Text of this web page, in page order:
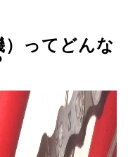
）ってどんな